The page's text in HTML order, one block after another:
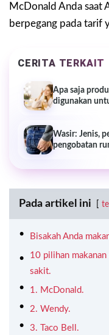
McDonald Anda saat
berpegang pada tarif
CERITA TERKAIT
Apa saja
digunakan
Wasir: Jenis,
pengobatan
Pada artikel ini
Bisakah Anda
10 pilihan makanan
sakit.
1. McDonald.
2. Wendy.
3. Taco Bell.